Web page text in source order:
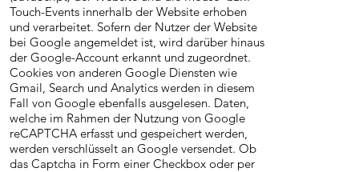
Touch-Events innerhalb der Website erhoben
und verarbeitet. Sofern der Nutzer der Website
bei Google angemeldet ist, wird darüber hinaus
der Google-Account erkannt und zugeordnet.
Cookies von anderen Google Diensten wie
Gmail, Search und Analytics werden in diesem
Fall von Google ebenfalls ausgelesen. Daten,
welche im Rahmen der Nutzung von Google
reCAPTCHA erfasst und gespeichert werden,
werden verschlüsselt an Google versendet. Ob
das Captcha in Form einer Checkbox oder per